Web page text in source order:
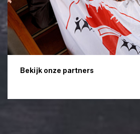
Bekijk onze partners